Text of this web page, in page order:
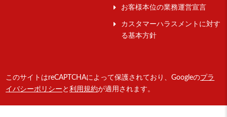
お客様本位の業務運営宣言
カスタマーハラスメントに対す
る基本方針
このサイトはreCAPTCHAによって保護されており、Googleのプラ
イバシーポリシー と利用規約が適用されます。